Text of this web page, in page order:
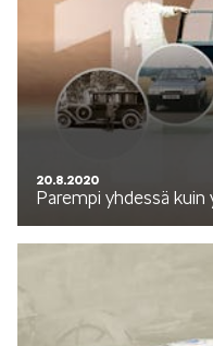
20.8.2020
Parempi yhdessä kuin